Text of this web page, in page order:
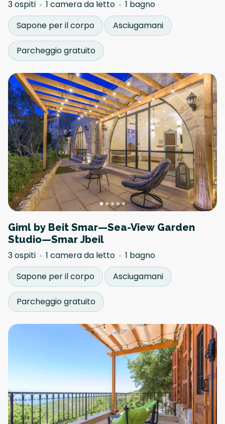
3 ospiti 1 camera da letto
1 bagno
Sapone per il corpo
Asciugamani
Parcheggio gratuito
Giml by Beit Smar—Sea-View Garden
Studio—Smar Jbeil
3 ospiti 1 camera da letto
1 bagno
Sapone per il corpo
Asciugamani
Parcheggio gratuito